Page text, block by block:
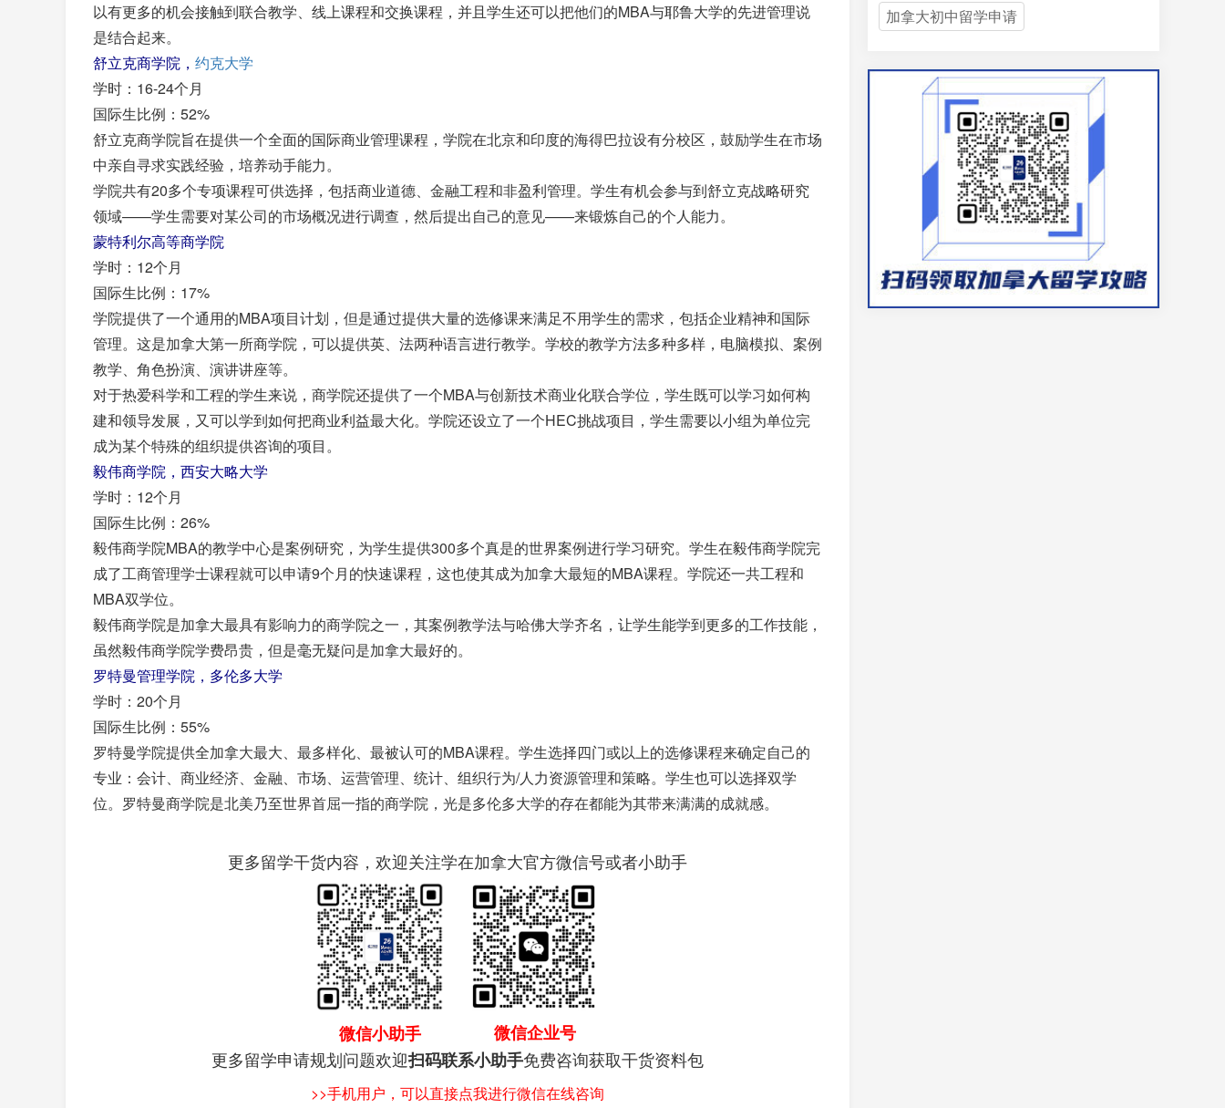
以有更多的机会接触到联合教学、线上课程和交换课程，并且学生还可以把他们的MBA与耶鲁大学的先进管理说
是结合起来。
舒立克商学院， 约克大学
学时：16-24个月
国际生比例：52%
舒立克商学院旨在提供一个全面的国际商业管理课程，学院在北京和印度的海得巴拉设有分校区，鼓励学生在市场
中亲自寻求实践经验，培养动手能力。
学院共有20多个专项课程可供选择，包括商业道德、金融工程和非盈利管理。学生有机会参与到舒立克战略研究
领域——学生需要对某公司的市场概况进行调查，然后提出自己的意见——来锻炼自己的个人能力。
蒙特利尔高等商学院
学时：12个月
国际生比例：17%
学院提供了一个通用的MBA项目计划，但是通过提供大量的选修课来满足不用学生的需求，包括企业精神和国际
管理。这是加拿大第一所商学院，可以提供英、法两种语言进行教学。学校的教学方法多种多样，电脑模拟、案例
教学、角色扮演、演讲讲座等。
对于热爱科学和工程的学生来说，商学院还提供了一个MBA与创新技术商业化联合学位，学生既可以学习如何构
建和领导发展，又可以学到如何把商业利益最大化。学院还设立了一个HEC挑战项目，学生需要以小组为单位完
成为某个特殊的组织提供咨询的项目。
毅伟商学院，西安大略大学
学时：12个月
国际生比例：26%
毅伟商学院MBA的教学中心是案例研究，为学生提供300多个真是的世界案例进行学习研究。学生在毅伟商学院完
成了工商管理学士课程就可以申请9个月的快速课程，这也使其成为加拿大最短的MBA课程。学院还一共工程和
MBA双学位。
毅伟商学院是加拿大最具有影响力的商学院之一，其案例教学法与哈佛大学齐名，让学生能学到更多的工作技能，
虽然毅伟商学院学费昂贵，但是毫无疑问是加拿大最好的。
罗特曼管理学院，多伦多大学
学时：20个月
国际生比例：55%
罗特曼学院提供全加拿大最大、最多样化、最被认可的MBA课程。学生选择四门或以上的选修课程来确定自己的
专业：会计、商业经济、金融、市场、运营管理、统计、组织行为/人力资源管理和策略。学生也可以选择双学
位。罗特曼商学院是北美乃至世界首屈一指的商学院，光是多伦多大学的存在都能为其带来满满的成就感。
更多留学干货内容，欢迎关注学在加拿大官方微信号或者小助手
微信小助手
微信企业号
更多留学申请规划问题欢迎扫码联系小助手免费咨询获取干货资料包
>>手机用户，可以直接点我进行微信在线咨询
加拿大初中留学申请